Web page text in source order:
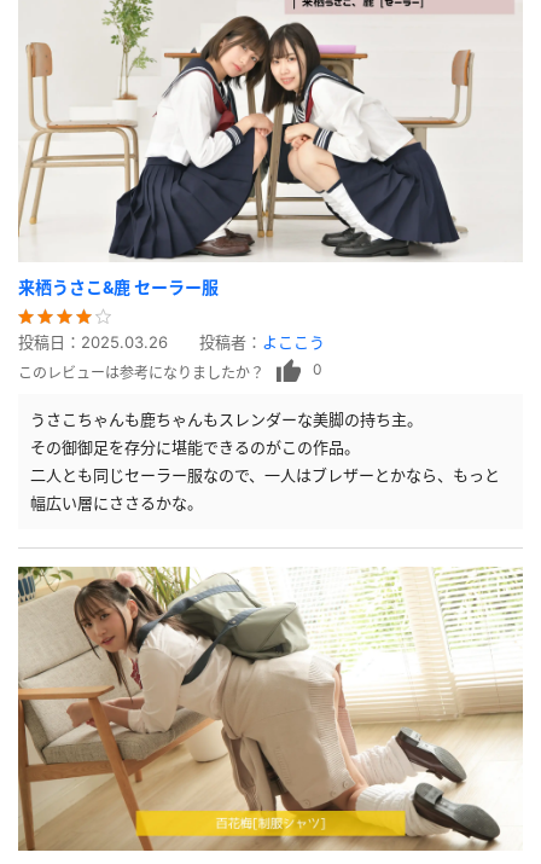
来栖うさこ&鹿 セーラー服
投稿日： 2025.03.26 投稿者： よここう
このレビューは参考になりましたか？ 0
うさこちゃんも鹿ちゃんもスレンダーな美脚の持ち主。
その御御足を存分に堪能できるのがこの作品。
二人とも同じセーラー服なので、一人はブレザーとかなら、もっと
幅広い層にささるかな。